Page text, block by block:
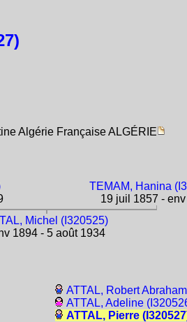
Algérie Française ALGÉRIE
TEMAM, Hanina
19 juil 1857 -
Michel (I320525)
1894 - 5 août 1934
ATTAL, Robert
ATTAL, Adeline
ATTAL, Pierre